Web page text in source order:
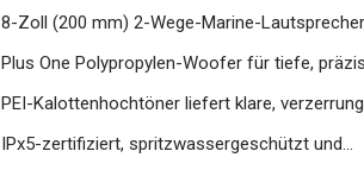
8-Zoll (200 mm) 2-Wege-Marine-
Plus One Polypropylen-Woofer für tiefe,
PEI-Kalottenhochtöner liefert klare,
IPx5-zertifiziert, spritzwassergeschützt und...